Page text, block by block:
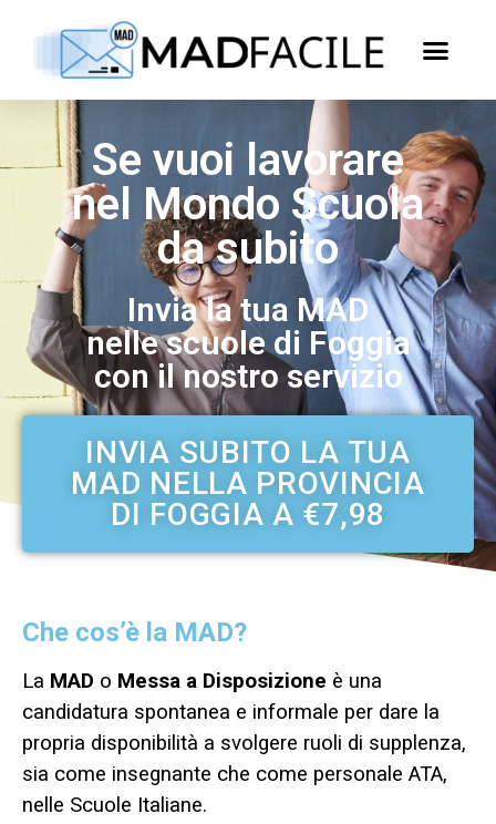
Se vuoi lavorare
nel Mondo Scuola
da subito
Invia la tua MAD
nelle scuole di Foggia
con il nostro servizio
INVIA SUBITO LA TUA
MAD NELLA PROVINCIA
DI FOGGIA A €7,98
Che cos’è la MAD?
La MAD o Messa a Disposizione è una
candidatura spontanea e informale per dare la
propria disponibilità a svolgere ruoli di supplenza,
sia come insegnante che come personale ATA,
nelle Scuole Italiane.